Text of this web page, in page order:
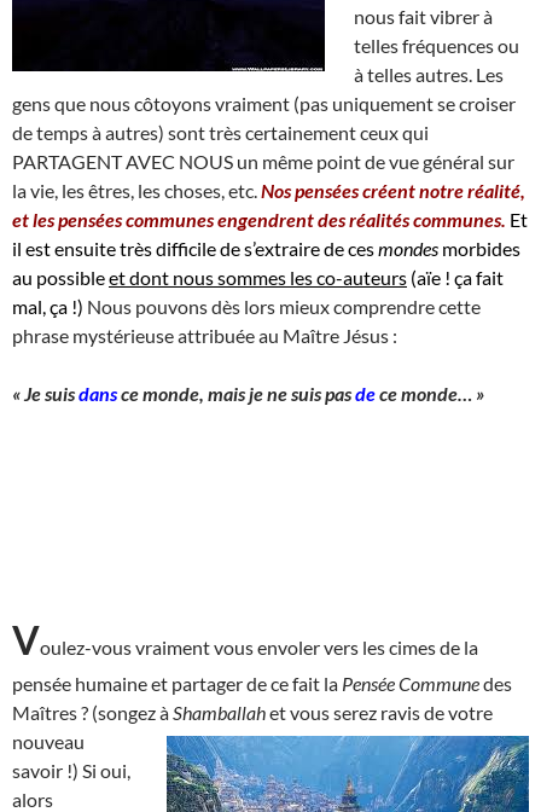
nous fait vibrer à
telles fréquences ou
à telles autres. Les
gens que nous côtoyons vraiment (pas uniquement se croiser
de temps à autres) sont très certainement ceux qui
PARTAGENT AVEC NOUS un même point de vue général sur
la vie, les êtres, les choses, etc. Nos pensées créent notre réalité,
et les pensées communes engendrent des réalités communes. Et
il est ensuite très difficile de s’extraire de cesmondes morbides
au possibleet dont nous sommes les co-auteurs (aïe ! ça fait
mal, ça !) Nous pouvons dès lors mieux comprendre cette
phrase mystérieuse attribuée au Maître Jésus :
« Je suisdansce monde, mais je ne suis pasdece monde… »
Voulez-vous vraiment vous envoler vers les cimes de la
pensée humaine et partager de ce fait la Pensée Communedes
Maîtres ? (songez à Shamballahetvous serez ravis de votre
nouveau
savoir !) Si oui,
alors